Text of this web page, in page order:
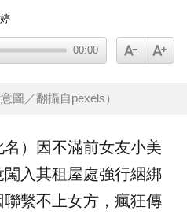
00:00
圖／翻攝自pexels）
）因不滿前女友小美
闖入其租屋處強行綑綁
繫不上女方，瘋狂傳